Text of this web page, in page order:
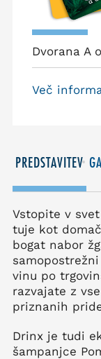
Dvorana A
Več
PREDSTAVITEV
Vstopite v
tuje kot
bogat nabor
vinu po
razvajate z
priznanih
Drinx je tudi
šampanjce